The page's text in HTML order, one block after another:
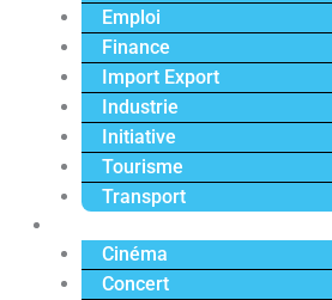
Emploi
Finance
Import Export
Industrie
Initiative
Tourisme
Transport
Cinéma
Concert